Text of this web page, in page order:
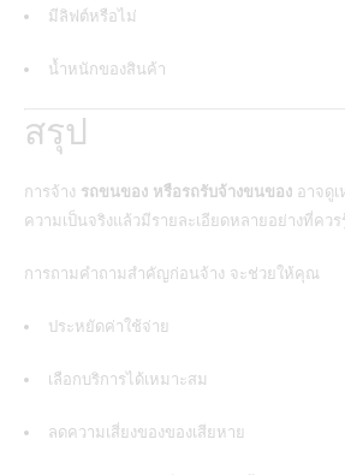
มีลิฟต์หรือไม่
น้ำหนักของสินค้า
สรุป
การจ้าง รถขนของ หรือรถรับจ้างขนของ อาจดู
ความเป็นจริงแล้วมีรายละเอียดหลายอย่างที่คว
การถามคำถามสำคัญก่อนจ้าง จะช่วยให้คุณ
ประหยัดค่าใช้จ่าย
เลือกบริการได้เหมาะสม
ลดความเสี่ยงของของเสียหาย